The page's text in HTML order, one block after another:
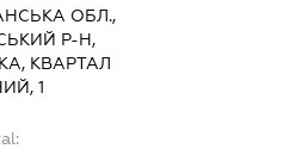
ОБЛ.,
Р-Н,
КВАРТАЛ
1